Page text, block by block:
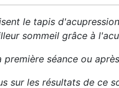
le tapis
sommeil grâce à
séance ou
sur les résultats de ce